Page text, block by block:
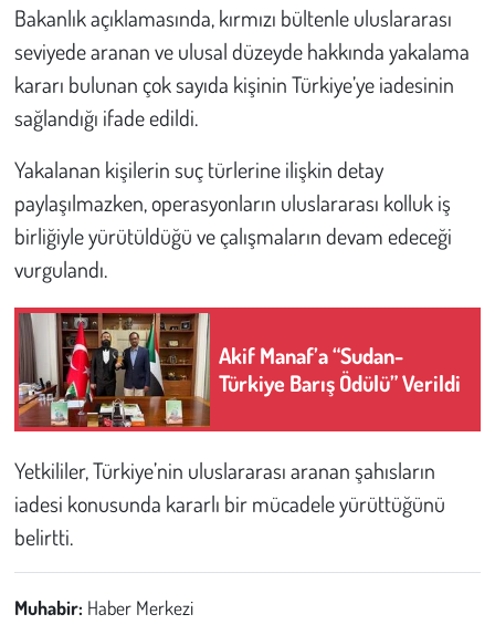
Bakanlık açıklamasında, kırmızı bültenle uluslararası
seviyede aranan ve ulusal düzeyde hakkında yakalama
kararı bulunan çok sayıda kişinin Türkiye’ye iadesinin
sağlandığı ifade edildi.
Yakalanan kişilerin suç türlerine ilişkin detay
paylaşılmazken, operasyonların uluslararası kolluk iş
birliğiyle yürütüldüğü ve çalışmaların devam edeceği
vurgulandı.
Akif Manaf’a “Sudan-
Türkiye Barış Ödülü” Verildi
Yetkililer, Türkiye’nin uluslararası aranan şahısların
iadesi konusunda kararlı bir mücadele yürüttüğünü
belirtti.
Muhabir: Haber Merkezi